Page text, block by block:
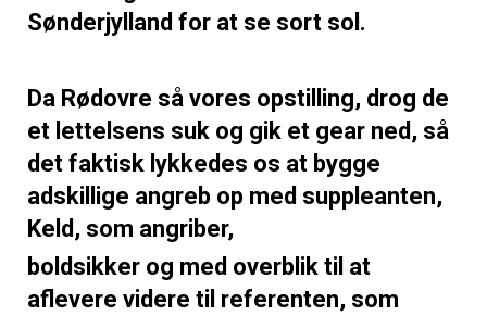
Sønderjylland for at se sort sol.
Da Rødovre så vores opstilling, drog de
et lettelsens suk og gik et gear ned, så
det faktisk lykkedes os at bygge
adskillige angreb op med suppleanten,
Keld, som angriber,
boldsikker og med overblik til at
aflevere videre til referenten, som